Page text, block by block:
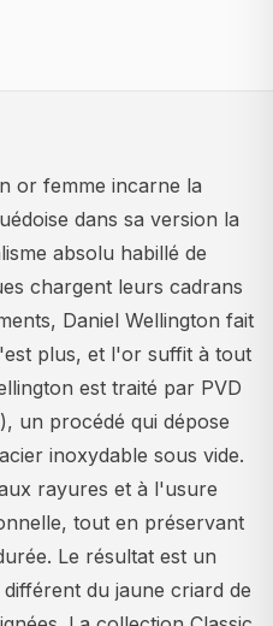
or femme incarne la
dans sa version la
absolu habillé de
chargent leurs cadrans
Daniel Wellington fait
plus, et l'or suffit à tout
est traité par PVD
un procédé qui dépose
inoxydable sous vide.
rayures et à l'usure
tout en préservant
Le résultat est un
du jaune criard de